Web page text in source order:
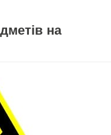
на